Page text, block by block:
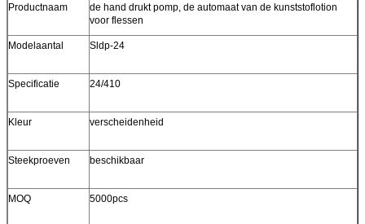
Productnaam
de hand drukt pomp, de automaat van de kunststoflotion
voor flessen
Modelaantal Sldp-24
Specificatie 24/410
Kleur verscheidenheid
Steekproeven beschikbaar
MOQ 5000pcs